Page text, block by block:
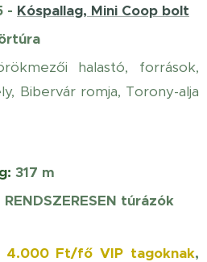
- Kóspallag, Mini Coop bolt
halastó, források,
Bibervár romja, Torony-alja
317 m
RENDSZERESEN túrázók
4.000 Ft/főVIP tagoknak,